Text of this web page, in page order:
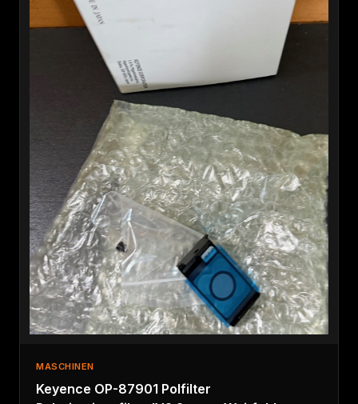
MASCHINEN
Keyence OP-87901 Polfilter